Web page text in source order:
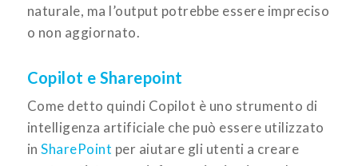
naturale, ma l’output potrebbe essere impreciso
o non aggiornato.
Copilot e Sharepoint
Come detto quindi Copilot è uno strumento di
intelligenza artificiale che può essere utilizzato
inSharePoint per aiutare gli utenti a creare